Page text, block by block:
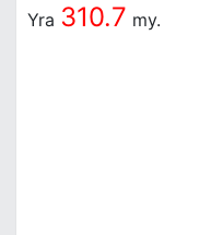
Yra 310.7 my.